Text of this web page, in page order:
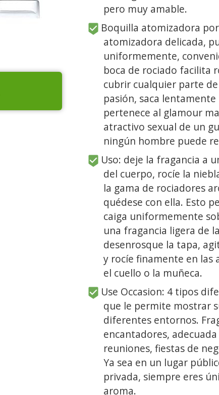
pero muy amable.
Boquilla atomizadora
atomizadora delicada,
uniformemente,
boca de rociado facilita
cubrir cualquier parte
pasión, saca
pertenece al glamour
atractivo sexual de un
ningún hombre puede
Uso: deje la fragancia a
del cuerpo, rocíe la
la gama de rociadores
quédese con ella. Esto
caiga uniformemente
una fragancia ligera de
desenrosque la tapa,
y rocíe finamente en las
el cuello o la muñeca.
Use Occasion: 4 tipos
que le permite mostrar
diferentes entornos.
encantadores,
reuniones, fiestas de
Ya sea en un lugar
privada, siempre eres
aroma.